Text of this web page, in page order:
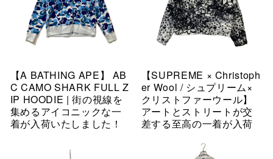
【A BATHING APE】 AB
C CAMO SHARK FULL Z
IP HOODIE | 街の視線を
集めるアイコニックな一
着が入荷いたしました！
【SUPREME × Christoph
er Wool / シュプリーム×
クリストファーウール】
アートとストリートが交
差する至高の一着が入荷